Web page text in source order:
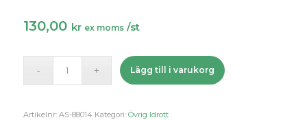
130,00 kr ex moms /st
Lägg till i varukorg
Artikelnr: AS-88014 Kategori: Övrig Idrott